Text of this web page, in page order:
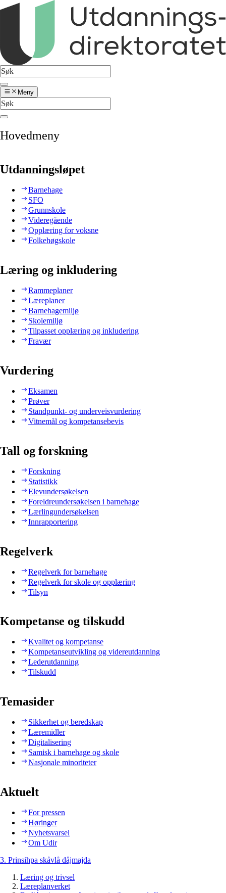
Meny
Hovedmeny
Utdanningsløpet
Barnehage
SFO
Grunnskole
Videregående
Opplæring for voksne
Folkehøgskole
Læring og inkludering
Rammeplaner
Læreplaner
Barnehagemiljø
Skolemiljø
Tilpasset opplæring og inkludering
Fravær
Vurdering
Eksamen
Prøver
Standpunkt- og underveisvurdering
Vitnemål og kompetansebevis
Tall og forskning
Forskning
Statistikk
Elevundersøkelsen
Foreldreundersøkelsen i barnehage
Lærlingundersøkelsen
Innrapportering
Regelverk
Regelverk for barnehage
Regelverk for skole og opplæring
Tilsyn
Kompetanse og tilskudd
Kvalitet og kompetanse
Kompetanseutvikling og videreutdanning
Lederutdanning
Tilskudd
Temasider
Sikkerhet og beredskap
Læremidler
Digitalisering
Samisk i barnehage og skole
Nasjonale minoriteter
Aktuelt
For pressen
Høringer
Nyhetsvarsel
Om Udir
3. Prinsihpa skåvlå dåjmajda
Læring og trivsel
Læreplanverket